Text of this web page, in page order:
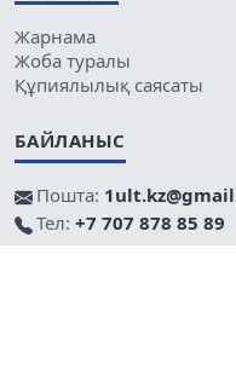
Жарнама
Жоба туралы
Құпиялылық саясаты
БАЙЛАНЫС
Пошта:
Тел: +7 707 878 85 89